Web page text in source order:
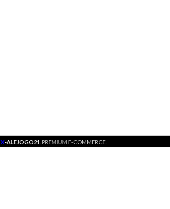
X-ALEJOGO21 . PREMIUM E-COMMERCE.